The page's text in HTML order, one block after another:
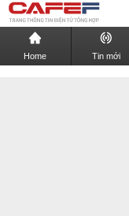
Home Tin mới